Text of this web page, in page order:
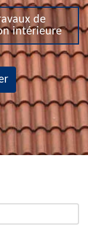
de
intérieure